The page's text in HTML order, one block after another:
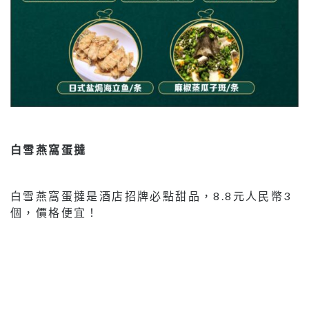
白雪燕窩蛋撻
白雪燕窩蛋撻是酒店招牌必點甜品，8.8元人民幣3
個，價格便宜！